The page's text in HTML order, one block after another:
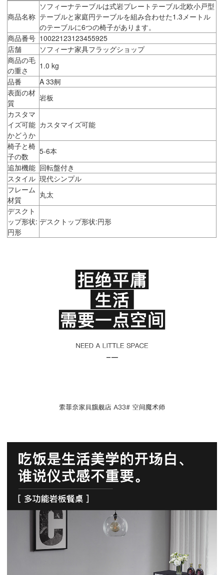
商品名称
ソフィーナテーブルは式岩プレートテーブル北欧小戸型
テーブルと家庭円テーブルを組み合わせた1.3メートル
のテーブルに6つの椅子があります。
商品番号 10022123123455925
店舗
ソフィーナ家具フラッグショップ
商品の毛
の重さ
1.0 kg
品番
A 33舸
表面の材
質
岩板
カスタマ
イズ可能
かどうか
カスタマイズ可能
椅子と椅
子の数
5-6本
追加機能 回転盤付き
スタイル 現代シンプル
フレーム
材質
丸太
デスクト
ップ形状:
円形
デスクトップ形状:円形